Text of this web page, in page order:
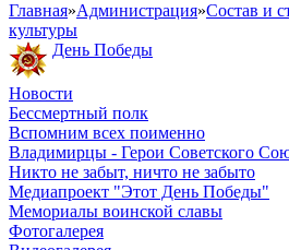
Главная»Администрация»Состав и
культуры
День Победы
Новости
Бессмертный полк
Вспомним всех поименно
Владимирцы - Герои Советского
Никто не забыт, ничто не забыто
Медиапроект "Этот День Победы"
Мемориалы воинской славы
Фотогалерея